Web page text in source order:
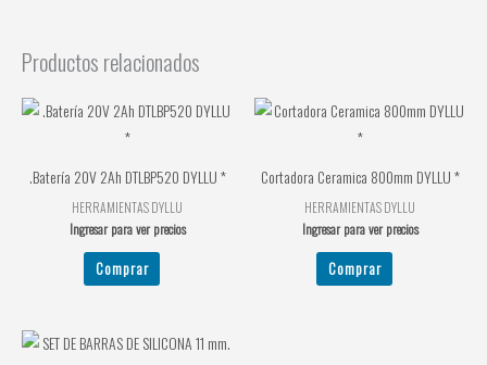
Productos relacionados
.Batería 20V 2Ah DTLBP520 DYLLU *
HERRAMIENTAS DYLLU
Ingresar para ver precios
Comprar
Cortadora Ceramica 800mm DYLLU *
HERRAMIENTAS DYLLU
Ingresar para ver precios
Comprar